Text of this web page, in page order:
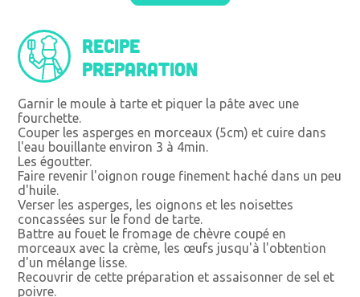
Recipe
preparation
Garnir le moule à tarte et piquer la pâte avec une
fourchette.
Couper les asperges en morceaux (5cm) et cuire dans
l'eau bouillante environ 3 à 4min.
Les égoutter.
Faire revenir l'oignon rouge finement haché dans un peu
d'huile.
Verser les asperges, les oignons et les noisettes
concassées sur le fond de tarte.
Battre au fouet le fromage de chèvre coupé en
morceaux avec la crème, les œufs jusqu'à l'obtention
d'un mélange lisse.
Recouvrir de cette préparation et assaisonner de sel et
poivre.